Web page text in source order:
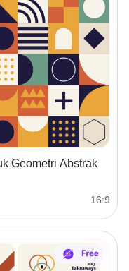
Geometri Abstrak
16:9